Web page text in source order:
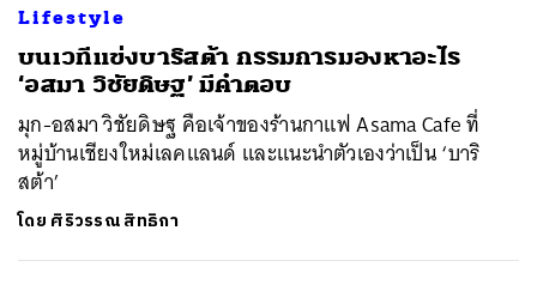
Lifestyle
บนเวทีแข่งบาริสต้า กรรมการมองหาอะไร
‘อสมา วิชัยดิษฐ’ มีคำตอบ
มุก-อสมา วิชัยดิษฐ คือเจ้าของร้านกาแฟ Asama Cafe ที่
หมู่บ้านเชียงใหม่เลคแลนด์ และแนะนำตัวเองว่าเป็น ‘บาริ
สต้า’
โดย ศิริวรรณ สิทธิกา